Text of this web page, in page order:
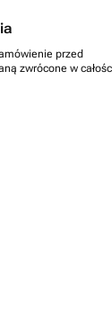
przed
zwrócone w